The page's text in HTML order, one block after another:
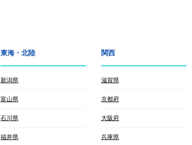
東海・北陸
新潟県
富山県
石川県
福井県
関西
滋賀県
京都府
大阪府
兵庫県